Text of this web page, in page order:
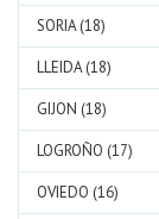
SORIA (18)
LLEIDA (18)
GIJON (18)
LOGROÑO (17)
OVIEDO (16)